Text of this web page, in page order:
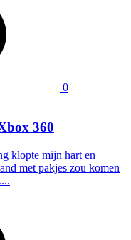
0
360
klopte mijn hart en
met pakjes zou komen